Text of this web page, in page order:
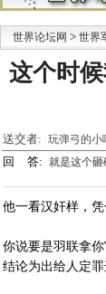
世界论坛网 > 世界
这个时
送交者: 玩弹弓的小
回 答: 就是这个
他一看汉奸样，
你说要是羽联拿
结论为出给人定